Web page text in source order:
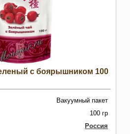
с боярышником 100
Вакуумный пакет
100 гр
Россия